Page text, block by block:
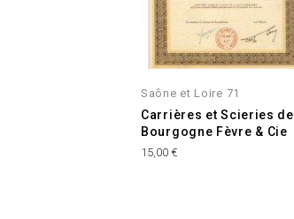
Saône et Loire 71
Carrières et Scieries de
Bourgogne Fèvre & Cie
Prix
15,00 €